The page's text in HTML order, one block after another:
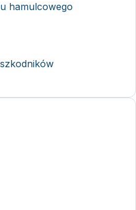
hamulcowego